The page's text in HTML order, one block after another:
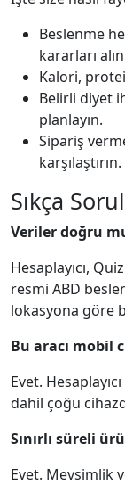
Beslenme
kararları
Kalori,
Belirli diyet
planlayın.
Sipariş
karşılaştırın.
Sıkça
Veriler doğru
Hesaplayıcı,
resmi ABD
lokasyona göre
Bu aracı
Evet.
dahil çoğu
Sınırlı süreli
Evet. Mevsimlik